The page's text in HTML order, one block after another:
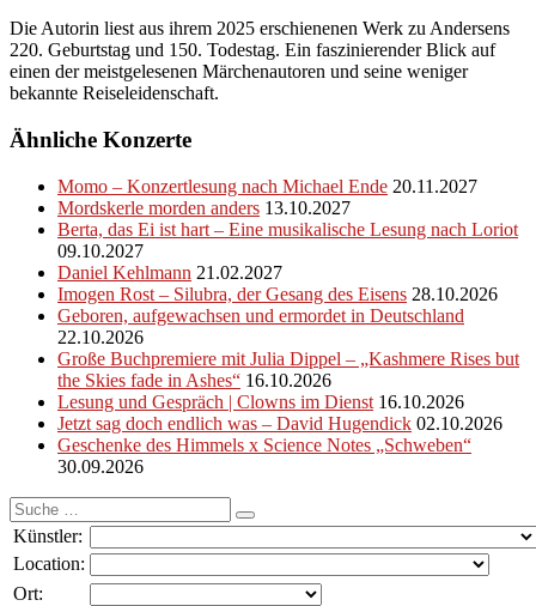
Die Autorin liest aus ihrem 2025 erschienenen Werk zu Andersens
220. Geburtstag und 150. Todestag. Ein faszinierender Blick auf
einen der meistgelesenen Märchenautoren und seine weniger
bekannte Reiseleidenschaft.
Ähnliche Konzerte
Momo – Konzertlesung nach Michael Ende 20.11.2027
Mordskerle morden anders 13.10.2027
Berta, das Ei ist hart – Eine musikalische Lesung nach Loriot
09.10.2027
Daniel Kehlmann 21.02.2027
Imogen Rost – Silubra, der Gesang des Eisens 28.10.2026
Geboren, aufgewachsen und ermordet in Deutschland
22.10.2026
Große Buchpremiere mit Julia Dippel – „Kashmere Rises but
the Skies fade in Ashes“ 16.10.2026
Lesung und Gespräch | Clowns im Dienst 16.10.2026
Jetzt sag doch endlich was – David Hugendick 02.10.2026
Geschenke des Himmels x Science Notes „Schweben“
30.09.2026
Suche
nach:
Künstler:
Location:
Ort: